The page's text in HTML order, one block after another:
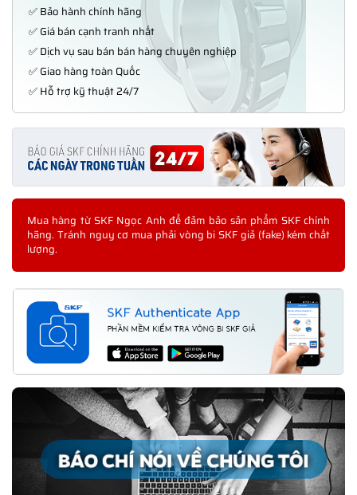
✅ Bảo hành chính hãng
✅ Giá bán cạnh tranh nhất
✅ Dịch vụ sau bán bán hàng chuyên nghiệp
✅ Giao hàng toàn Quốc
✅ Hỗ trợ kỹ thuật 24/7
Mua hàng từ SKF Ngọc Anh để đảm bảo sản phẩm SKF chính
hãng. Tránh nguy cơ mua phải vòng bi SKF giả (fake) kém chất
lượng.